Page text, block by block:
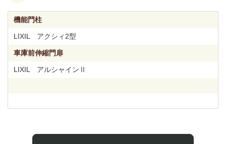
機能門柱
LIXIL アクシィ2型
車庫前伸縮門扉
LIXIL アルシャインⅡ